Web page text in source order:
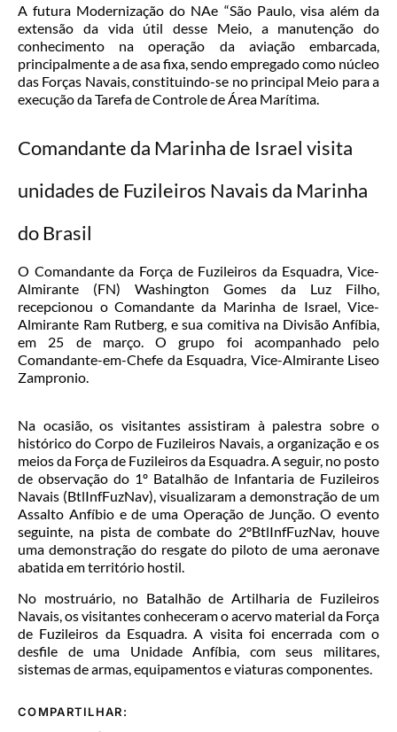
A futura Modernização do NAe “São Paulo, visa além da
extensão da vida útil desse Meio, a manutenção do
conhecimento na operação da aviação embarcada,
principalmente a de asa fixa, sendo empregado como núcleo
das Forças Navais, constituindo-se no principal Meio para a
execução da Tarefa de Controle de Área Marítima.
Comandante da Marinha de Israel visita
unidades de Fuzileiros Navais da Marinha
do Brasil
O Comandante da Força de Fuzileiros da Esquadra, Vice-
Almirante (FN) Washington Gomes da Luz Filho,
recepcionou o Comandante da Marinha de Israel, Vice-
Almirante Ram Rutberg, e sua comitiva na Divisão Anfíbia,
em 25 de março. O grupo foi acompanhado pelo
Comandante-em-Chefe da Esquadra, Vice-Almirante Liseo
Zampronio.
Na ocasião, os visitantes assistiram à palestra sobre o
histórico do Corpo de Fuzileiros Navais, a organização e os
meios da Força de Fuzileiros da Esquadra. A seguir, no posto
de observação do 1º Batalhão de Infantaria de Fuzileiros
Navais (BtlInfFuzNav), visualizaram a demonstração de um
Assalto Anfíbio e de uma Operação de Junção. O evento
seguinte, na pista de combate do 2ºBtlInfFuzNav, houve
uma demonstração do resgate do piloto de uma aeronave
abatida em território hostil.
No mostruário, no Batalhão de Artilharia de Fuzileiros
Navais, os visitantes conheceram o acervo material da Força
de Fuzileiros da Esquadra. A visita foi encerrada com o
desfile de uma Unidade Anfíbia, com seus militares,
sistemas de armas, equipamentos e viaturas componentes.
COMPARTILHAR: